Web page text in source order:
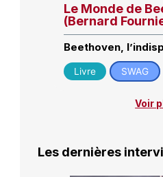
Le Monde de
(Bernard
Beethoven,
Livre SWAG
Voir
Les dernières